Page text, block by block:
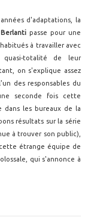
d'adaptations, la
Berlanti passe pour une
, habitués à travailler avec
totalité de leur
on s'explique assez
des responsables du
seconde fois cette
dans les bureaux de la
résultats sur la série
à trouver son public),
étrange équipe de
qui s'annonce à